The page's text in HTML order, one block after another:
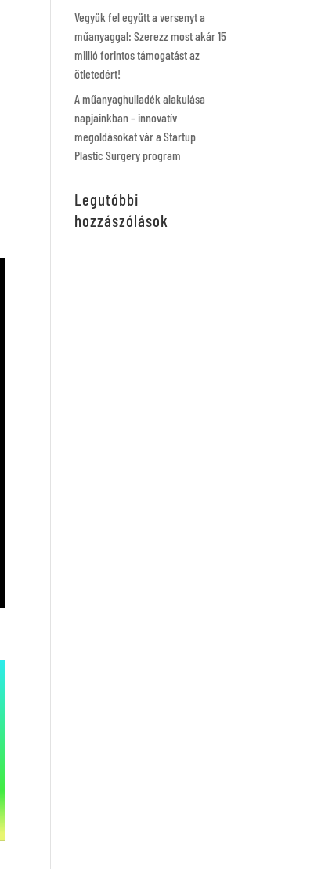
Vegyük fel együtt a versenyt a
műanyaggal: Szerezz most akár 15
millió forintos támogatást az
ötletedért!
A műanyaghulladék alakulása
napjainkban – innovatív
megoldásokat vár a Startup
Plastic Surgery program
Legutóbbi
hozzászólások